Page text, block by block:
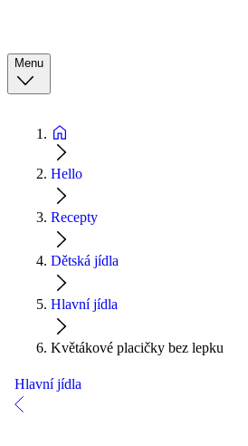
Menu
Hello
Recepty
Dětská jídla
Hlavní jídla
Květákové placičky bez lepku
Hlavní jídla